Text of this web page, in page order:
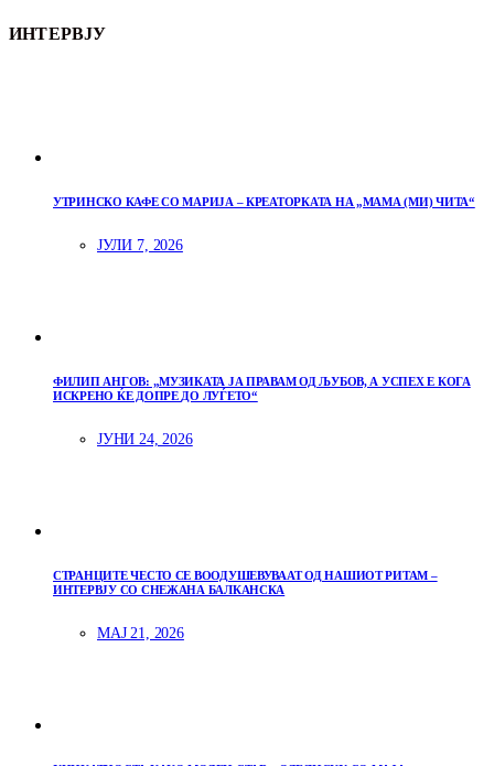
ИНТЕРВЈУ
УТРИНСКО КАФЕ СО МАРИЈА – КРЕАТОРКАТА НА „МАМА (МИ) ЧИТА“
ЈУЛИ 7, 2026
ФИЛИП АНГОВ: „МУЗИКАТА ЈА ПРАВАМ ОД ЉУБОВ, А УСПЕХ Е КОГА
ИСКРЕНО ЌЕ ДОПРЕ ДО ЛУЃЕТО“
ЈУНИ 24, 2026
СТРАНЦИТЕ ЧЕСТО СЕ ВООДУШЕВУВААТ ОД НАШИОТ РИТАМ –
ИНТЕРВЈУ СО СНЕЖАНА БАЛКАНСКА
МАЈ 21, 2026